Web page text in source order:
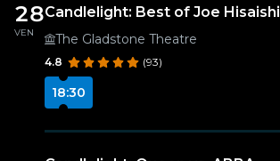
28
VEN
Candlelight: Best of Joe Hisaishi
The Gladstone Theatre
4.8 (93)
18:30